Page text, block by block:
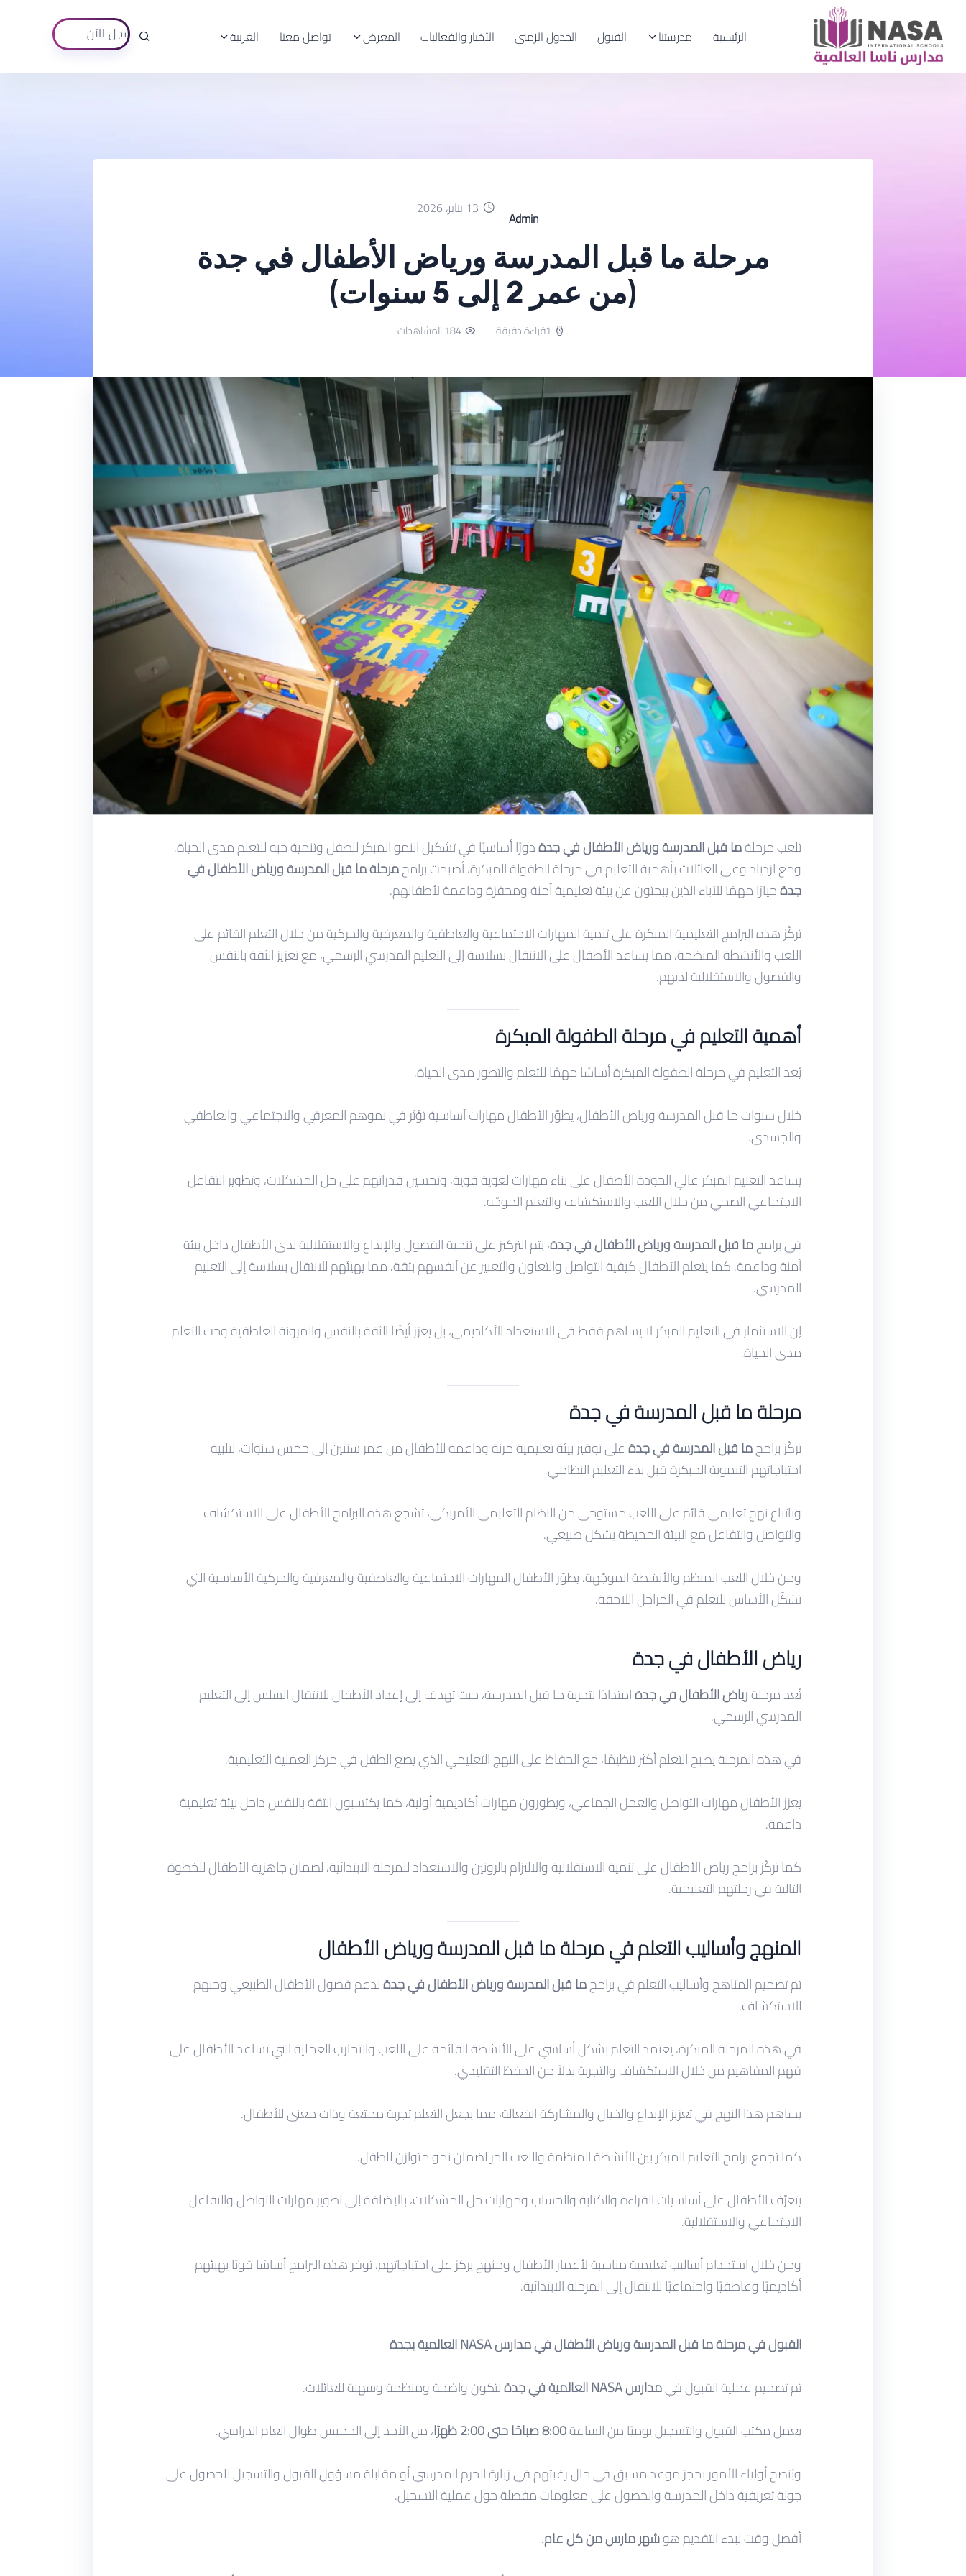
الرئيسية مدرستنا القبول الجدول الزمني الأخبار والفعاليات المعرض تواصل معنا العربية سجل الآن
Admin 13 يناير، 2026
مرحلة ما قبل المدرسة ورياض الأطفال في جدة
(من عمر 2 إلى 5 سنوات)
1قراءة دقيقة 184 المشاهدات
تلعب مرحلةما قبل المدرسة ورياض الأطفال في جدةدورًا أساسيًا في تشكيل النمو المبكر للطفل وتنمية حبه للتعلم مدى الحياة.
ومع ازدياد وعي العائلات بأهمية التعليم في مرحلة الطفولة المبكرة، أصبحت برامجمرحلة ما قبل المدرسة ورياض الأطفال في
جدةخيارًا مهمًا للآباء الذين يبحثون عن بيئة تعليمية آمنة ومحفزة وداعمة لأطفالهم.
تركّز هذه البرامج التعليمية المبكرة على تنمية المهارات الاجتماعية والعاطفية والمعرفية والحركية من خلال التعلم القائم على
اللعب والأنشطة المنظمة، مما يساعد الأطفال على الانتقال بسلاسة إلى التعليم المدرسي الرسمي، مع تعزيز الثقة بالنفس
والفضول والاستقلالية لديهم.
أهمية التعليم في مرحلة الطفولة المبكرة
يُعد التعليم في مرحلة الطفولة المبكرة أساسًا مهمًا للتعلم والتطور مدى الحياة.
خلال سنوات ما قبل المدرسة ورياض الأطفال، يطوّر الأطفال مهارات أساسية تؤثر في نموهم المعرفي والاجتماعي والعاطفي
والجسدي.
يساعد التعليم المبكر عالي الجودة الأطفال على بناء مهارات لغوية قوية، وتحسين قدراتهم على حل المشكلات، وتطوير التفاعل
الاجتماعي الصحي من خلال اللعب والاستكشاف والتعلم الموجّه.
في برامجما قبل المدرسة ورياض الأطفال في جدة، يتم التركيز على تنمية الفضول والإبداع والاستقلالية لدى الأطفال داخل بيئة
آمنة وداعمة. كما يتعلم الأطفال كيفية التواصل والتعاون والتعبير عن أنفسهم بثقة، مما يهيئهم للانتقال بسلاسة إلى التعليم
المدرسي.
إن الاستثمار في التعليم المبكر لا يساهم فقط في الاستعداد الأكاديمي، بل يعزز أيضًا الثقة بالنفس والمرونة العاطفية وحب التعلم
مدى الحياة.
مرحلة ما قبل المدرسة في جدة
تركّز برامجما قبل المدرسة في جدةعلى توفير بيئة تعليمية مرنة وداعمة للأطفال من عمر سنتين إلى خمس سنوات، لتلبية
احتياجاتهم التنموية المبكرة قبل بدء التعليم النظامي.
وباتباع نهج تعليمي قائم على اللعب مستوحى من النظام التعليمي الأمريكي، تشجع هذه البرامج الأطفال على الاستكشاف
والتواصل والتفاعل مع البيئة المحيطة بشكل طبيعي.
ومن خلال اللعب المنظم والأنشطة الموجّهة، يطوّر الأطفال المهارات الاجتماعية والعاطفية والمعرفية والحركية الأساسية التي
تشكّل الأساس للتعلم في المراحل اللاحقة.
رياض الأطفال في جدة
تُعد مرحلةرياض الأطفال في جدةامتدادًا لتجربة ما قبل المدرسة، حيث تهدف إلى إعداد الأطفال للانتقال السلس إلى التعليم
المدرسي الرسمي.
في هذه المرحلة يصبح التعلم أكثر تنظيمًا، مع الحفاظ على النهج التعليمي الذي يضع الطفل في مركز العملية التعليمية.
يعزز الأطفال مهارات التواصل والعمل الجماعي، ويطورون مهارات أكاديمية أولية، كما يكتسبون الثقة بالنفس داخل بيئة تعليمية
داعمة.
كما تركّز برامج رياض الأطفال على تنمية الاستقلالية والالتزام بالروتين والاستعداد للمرحلة الابتدائية، لضمان جاهزية الأطفال للخطوة
التالية في رحلتهم التعليمية.
المنهج وأساليب التعلم في مرحلة ما قبل المدرسة ورياض الأطفال
تم تصميم المناهج وأساليب التعلم في برامجما قبل المدرسة ورياض الأطفال في جدةلدعم فضول الأطفال الطبيعي وحبهم
للاستكشاف.
في هذه المرحلة المبكرة، يعتمد التعلم بشكل أساسي على الأنشطة القائمة على اللعب والتجارب العملية التي تساعد الأطفال على
فهم المفاهيم من خلال الاستكشاف والتجربة بدلاً من الحفظ التقليدي.
يساهم هذا النهج في تعزيز الإبداع والخيال والمشاركة الفعالة، مما يجعل التعلم تجربة ممتعة وذات معنى للأطفال.
كما تجمع برامج التعليم المبكر بين الأنشطة المنظمة واللعب الحر لضمان نمو متوازن للطفل.
يتعرّف الأطفال على أساسيات القراءة والكتابة والحساب ومهارات حل المشكلات، بالإضافة إلى تطوير مهارات التواصل والتفاعل
الاجتماعي والاستقلالية.
ومن خلال استخدام أساليب تعليمية مناسبة لأعمار الأطفال ومنهج يركز على احتياجاتهم، توفر هذه البرامج أساسًا قويًا يهيئهم
أكاديميًا وعاطفيًا واجتماعيًا للانتقال إلى المرحلة الابتدائية.
القبول في مرحلة ما قبل المدرسة ورياض الأطفال في مدارس NASA العالمية بجدة
تم تصميم عملية القبول فيمدارس NASA العالمية في جدة
لتكون واضحة ومنظمة وسهلة للعائلات.
يعمل مكتب القبول والتسجيل يوميًا من الساعة8:00 صباحًا حتى 2:00 ظهرًا
، من الأحد إلى الخميس طوال العام الدراسي.
ويُنصح أولياء الأمور بحجز موعد مسبق في حال رغبتهم في زيارة الحرم المدرسي أو مقابلة مسؤول القبول والتسجيل للحصول على
جولة تعريفية داخل المدرسة والحصول على معلومات مفصلة حول عملية التسجيل.
أفضل وقت لبدء التقديم هوشهر مارس من كل عام.